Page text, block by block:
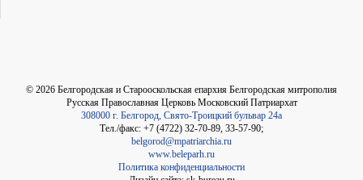
© 2026 Белгородская и Старооскольская епархия Белгородская митрополия
Русская Православная Церковь Московский Патриархат
308000 г. Белгород, Свято-Троицкий бульвар 24а
Тел./факс: +7 (4722) 32-70-89, 33-57-90;
belgorod@mpatriarchia.ru
www.beleparh.ru
Политика конфиденциальности